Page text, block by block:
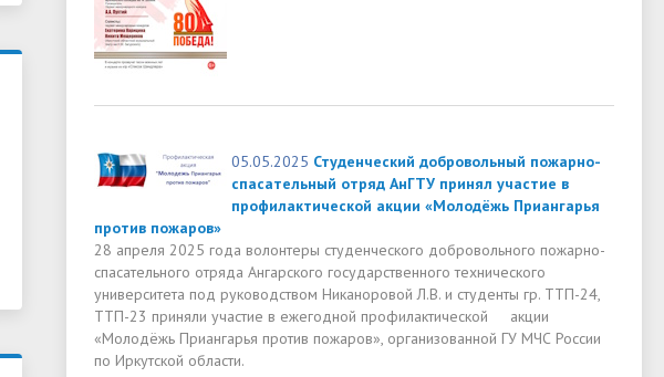
05.05.2025 Студенческий добровольный пожарно-
спасательный отряд АнГТУ принял участие в
профилактической акции «Молодёжь Приангарья
против пожаров»
28 апреля 2025 года волонтеры студенческого добровольного пожарно-
спасательного отряда Ангарского государственного технического
университета под руководством Никаноровой Л.В. и студенты гр. ТТП-24,
ТТП-23 приняли участие в ежегодной профилактической акции
«Молодёжь Приангарья против пожаров», организованной ГУ МЧС России
по Иркутской области.